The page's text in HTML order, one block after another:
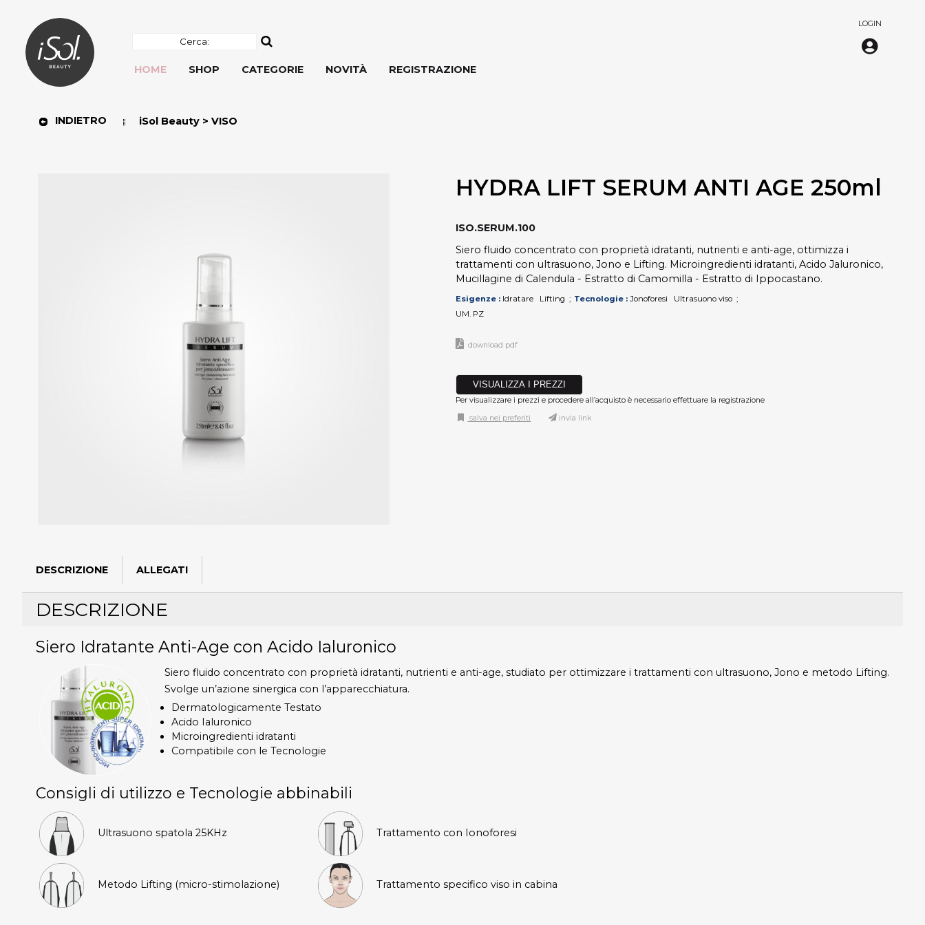
LOGIN
HOME SHOP CATEGORIE NOVITÀ REGISTRAZIONE
INDIETRO iSol Beauty > VISO
HYDRA LIFT SERUM ANTI AGE 250ml
ISO.SERUM.100
Siero fluido concentrato con proprietà idratanti, nutrienti e anti-age, ottimizza i
trattamenti con ultrasuono, Jono e Lifting. Microingredienti idratanti, Acido Jaluronico,
Mucillagine di Calendula - Estratto di Camomilla - Estratto di Ippocastano.
Esigenze Idratare Lifting Tecnologie Jonoforesi
Ultrasuono viso
UM. PZ
download pdf
VISUALIZZA I PREZZI
Per visualizzare i prezzi e procedere all’acquisto è necessario effettuare la registrazione
salva nei preferiti
invia link
DESCRIZIONE ALLEGATI
DESCRIZIONE
Siero Idratante Anti-Age con Acido Ialuronico
Siero fluido concentrato con proprietà idratanti, nutrienti e anti-age, studiato per ottimizzare i trattamenti con ultrasuono, Jono e metodo Lifting.
Svolge un’azione sinergica con l’apparecchiatura.
Dermatologicamente Testato
Acido Ialuronico
Microingredienti idratanti
Compatibile con le Tecnologie
Consigli di utilizzo e Tecnologie abbinabili
Ultrasuono spatola 25KHz Trattamento con Ionoforesi
Metodo Lifting (micro-stimolazione) Trattamento specifico viso in cabina